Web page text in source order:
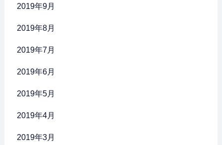
2019年9月
2019年8月
2019年7月
2019年6月
2019年5月
2019年4月
2019年3月